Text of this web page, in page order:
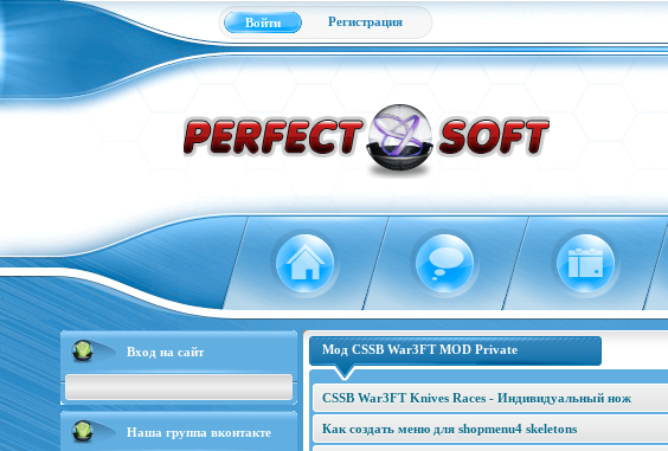
Войти Регистрация
Вход на сайт
Наша группа вконтакте
Мод CSSB War3FT MOD Private
CSSB War3FT Knives Races - Индивидуальный нож
Как создать меню для shopmenu4 skeletons